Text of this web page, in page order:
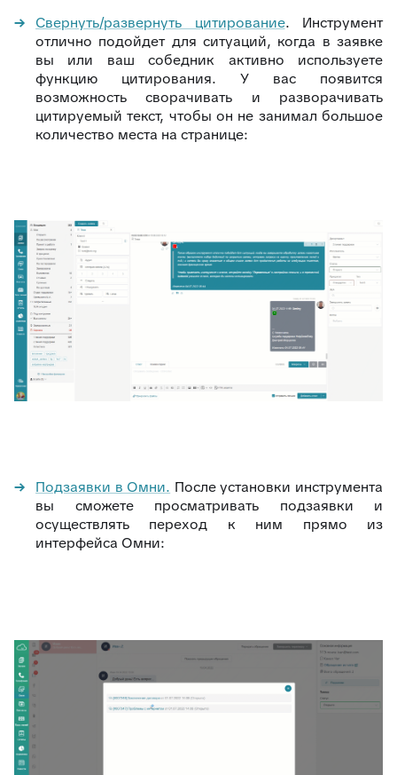
Свернуть/развернуть цитирование. Инструмент
отлично подойдет для ситуаций, когда в заявке
вы или ваш собедник активно используете
функцию цитирования. У вас появится
возможность сворачивать и разворачивать
цитируемый текст, чтобы он не занимал большое
количество места на странице:
Подзаявки в Омни. После установки инструмента
вы сможете просматривать подзаявки и
осуществлять переход к ним прямо из
интерфейса Омни: